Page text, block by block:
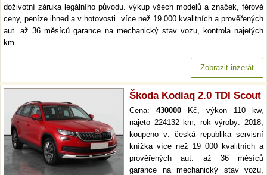
doživotní záruka legálního původu. výkup všech modelů a značek, férové
ceny, peníze ihned a v hotovosti. více než 19 000 kvalitních a prověřených
aut. až 36 měsíců garance na mechanický stav vozu, kontrola najetých
km.…
Zobrazit inzerát
Škoda Kodiaq 2.0 TDI Scout
Cena: 430000 Kč, výkon 110 kw,
najeto 224132 km, rok výroby: 2018,
koupeno v: česká republika servisní
knížka více než 19 000 kvalitních a
prověřených aut. až 36 měsíců
garance na mechanický stav vozu,